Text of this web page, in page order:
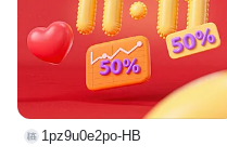
1pz9u0e2po-HB